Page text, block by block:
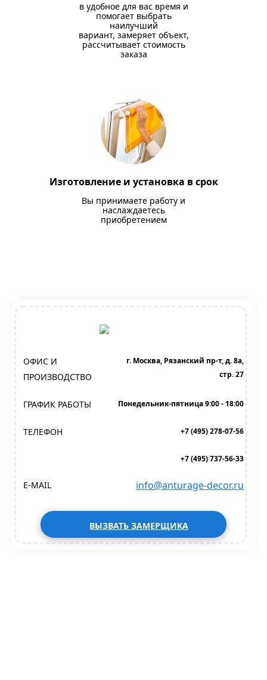
в удобное для вас время и
помогает выбрать
наилучший
вариант, замеряет объект,
рассчитывает стоимость
заказа
Изготовление и установка в срок
Вы принимаете работу и
наслаждаетесь
приобретением
ОФИС И
ПРОИЗВОДСТВО
г. Москва, Рязанский пр-т, д. 8а,
стр. 27
ГРАФИК РАБОТЫ Понедельник-пятница 9:00 - 18:00
ТЕЛЕФОН +7 (495) 278-07-56
+7 (495) 737-56-33
E-MAIL info@anturage-decor.ru
ВЫЗВАТЬ ЗАМЕРЩИКА